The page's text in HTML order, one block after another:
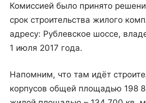
Комиссией было принято
срок строительства жилого
адресу: Рублевское шоссе,
1 июля 2017 года.
Напомним, что там идёт
корпусов общей площадью 198